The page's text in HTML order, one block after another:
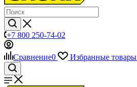
+7 800 250-74-02
Сравнение0 Избранные товары